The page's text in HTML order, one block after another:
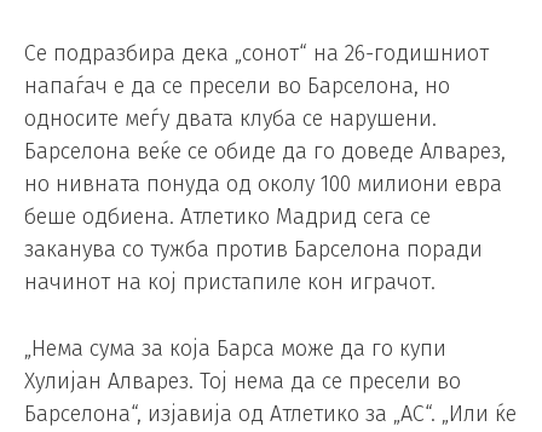
Се подразбира дека „сонот“ на 26-годишниот
напаѓач е да се пресели во Барселона, но
односите меѓу двата клуба се нарушени.
Барселона веќе се обиде да го доведе Алварез,
но нивната понуда од околу 100 милиони евра
беше одбиена. Атлетико Мадрид сега се
заканува со тужба против Барселона поради
начинот на кој пристапиле кон играчот.
„Нема сума за која Барса може да го купи
Хулијан Алварез. Тој нема да се пресели во
Барселона“, изјавија од Атлетико за „АС“. „Или ќе